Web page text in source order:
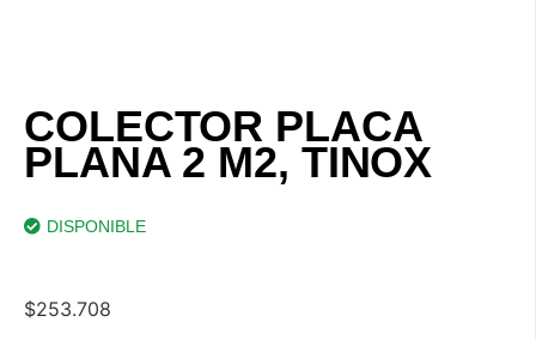
COLECTOR PLACA
PLANA 2 M2, TINOX
DISPONIBLE
$253.708